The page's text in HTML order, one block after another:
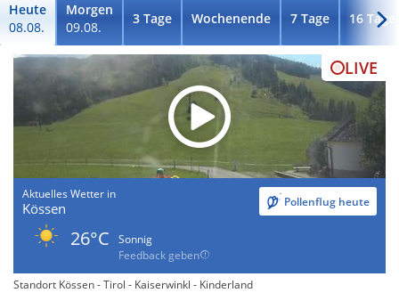
Heute
08.08.
Morgen
09.08.
3 Tage Wochenende 7 Tage 16 Tage
LIVE
Aktuelles Wetter in
Kössen Pollenflug heute
26°C
Sonnig
Feedback geben
Standort Kössen - Tirol - Kaiserwinkl - Kinderland